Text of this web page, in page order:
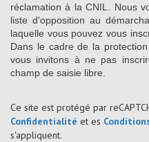
réclamation à la CNIL. Nous
liste d'opposition au
laquelle vous pouvez vous
Dans le cadre de la
vous invitons à ne pas
champ de saisie libre.
Ce site est protégé par
Confidentialité et es
s'appliquent.